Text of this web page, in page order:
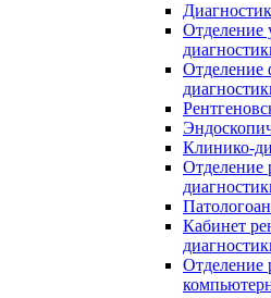
Отделение
Отделение
Клинико-
Отделение
Кабинет
Отделение